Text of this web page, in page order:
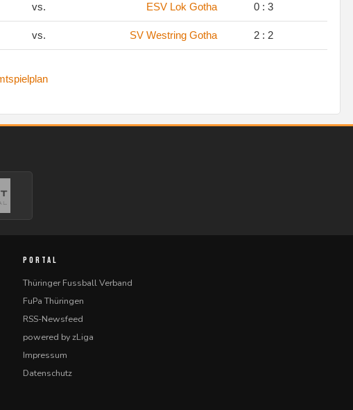
vs. ESV Lok Gotha 0 : 3
vs. SV Westring Gotha 2 : 2
PORTAL
Thüringer Fussball Verband
FuPa Thüringen
RSS-Newsfeed
powered by zLiga
Impressum
Datenschutz